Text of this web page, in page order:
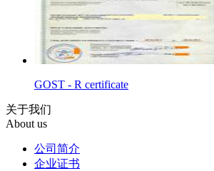
GOST - R certificate
关于我们
About us
公司简介
企业证书